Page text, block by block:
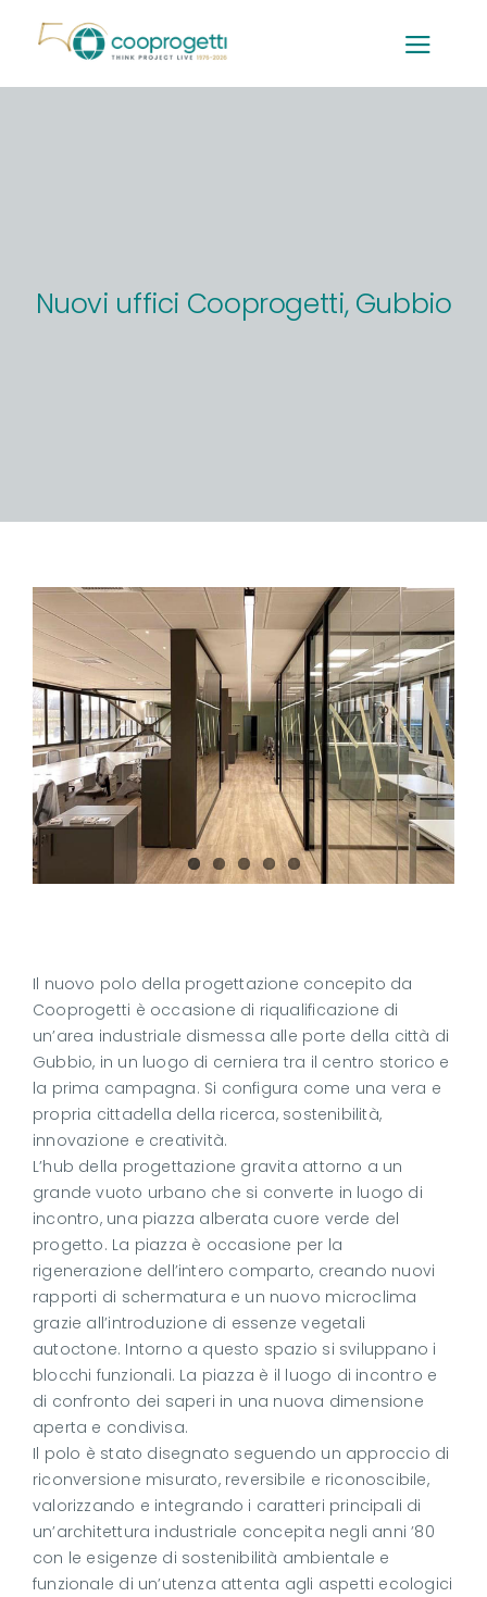
contenuto
Nuovi uffici Cooprogetti, Gubbio
Il nuovo polo della progettazione concepito da
Cooprogetti è occasione di riqualificazione di
un’area industriale dismessa alle porte della città di
Gubbio, in un luogo di cerniera tra il centro storico e
la prima campagna. Si configura come una vera e
propria cittadella della ricerca, sostenibilità,
innovazione e creatività.
L’hub della progettazione gravita attorno a un
grande vuoto urbano che si converte in luogo di
incontro, una piazza alberata cuore verde del
progetto. La piazza è occasione per la
rigenerazione dell’intero comparto, creando nuovi
rapporti di schermatura e un nuovo microclima
grazie all’introduzione di essenze vegetali
autoctone. Intorno a questo spazio si sviluppano i
blocchi funzionali. La piazza è il luogo di incontro e
di confronto dei saperi in una nuova dimensione
aperta e condivisa.
Il polo è stato disegnato seguendo un approccio di
riconversione misurato, reversibile e riconoscibile,
valorizzando e integrando i caratteri principali di
un’architettura industriale concepita negli anni ’80
con le esigenze di sostenibilità ambientale e
funzionale di un’utenza attenta agli aspetti ecologici